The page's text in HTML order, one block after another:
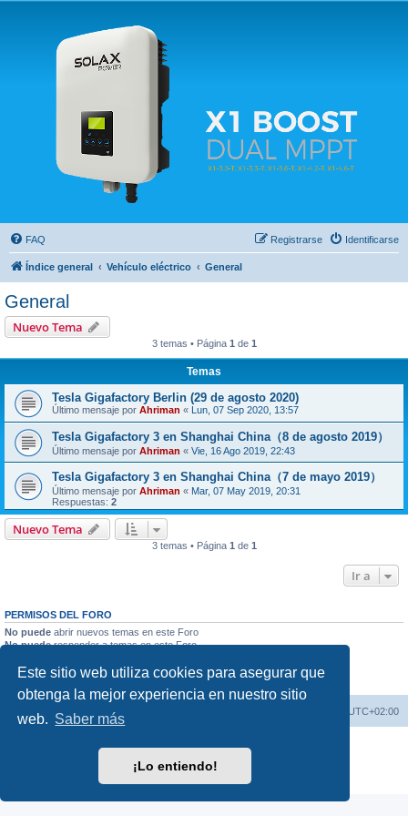
Este sitio web utiliza cookies para asegurar que
obtenga la mejor experiencia en nuestro sitio
web. Saber más
¡Lo entiendo!
Solax FAQ
Lugar para intercambiar dudas sobre inversores solares Solax y temas relacionados.
FAQ Identificarse
Registrarse
Índice general Vehículo eléctrico General
General
Nuevo Tema
3 temas • Página 1 de 1
Temas
Tesla Gigafactory Berlin (29 de agosto 2020)
Último mensaje por Ahriman « Lun, 07 Sep 2020, 13:57
Tesla Gigafactory 3 en Shanghai China（8 de agosto 2019）
Último mensaje por Ahriman « Vie, 16 Ago 2019, 22:43
Tesla Gigafactory 3 en Shanghai China（7 de mayo 2019）
Último mensaje por Ahriman « Mar, 07 May 2019, 20:31
Respuestas: 2
Nuevo Tema
3 temas • Página 1 de 1
Ir a
PERMISOS DEL FORO
No puede abrir nuevos temas en este Foro
No puederesponder a temas en este Foro
No puedeborrar sus mensajes en este Foro
Índice general UTC+02:00
Traducción al español por